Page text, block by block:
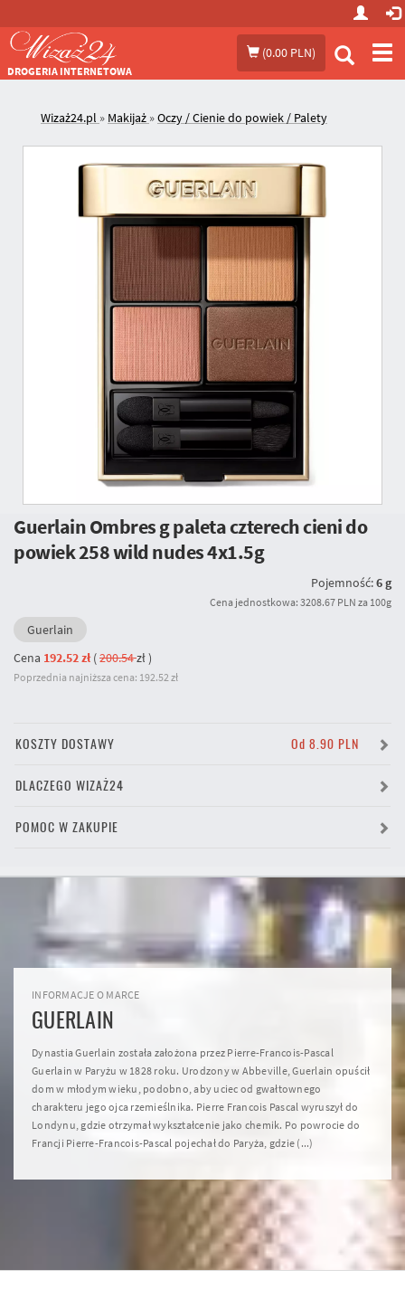
(0.00 PLN)
DROGERIA INTERNETOWA
Wizaż24.pl » Makijaż »Oczy / Cienie do powiek / Palety
Guerlain Ombres g paleta czterech cieni do
powiek 258 wild nudes 4x1.5g
Pojemność:6 g
Cena jednostkowa: 3208.67 PLN za 100g
Guerlain
Cena 192.52 zł(200.54zł)
Poprzednia najniższa cena: 192.52 zł
KOSZTY DOSTAWY Od 8.90 PLN
DLACZEGO WIZAŻ24
POMOC W ZAKUPIE
INFORMACJE O MARCE
GUERLAIN
Dynastia Guerlain została założona przez Pierre-Francois-Pascal
Guerlain w Paryżu w 1828 roku. Urodzony w Abbeville, Guerlain opuścił
dom w młodym wieku, podobno, aby uciec od gwałtownego
charakteru jego ojca rzemieślnika. Pierre Francois Pascal wyruszył do
Londynu, gdzie otrzymał wykształcenie jako chemik. Po powrocie do
Francji Pierre-Francois-Pascal pojechał do Paryża, gdzie (...)